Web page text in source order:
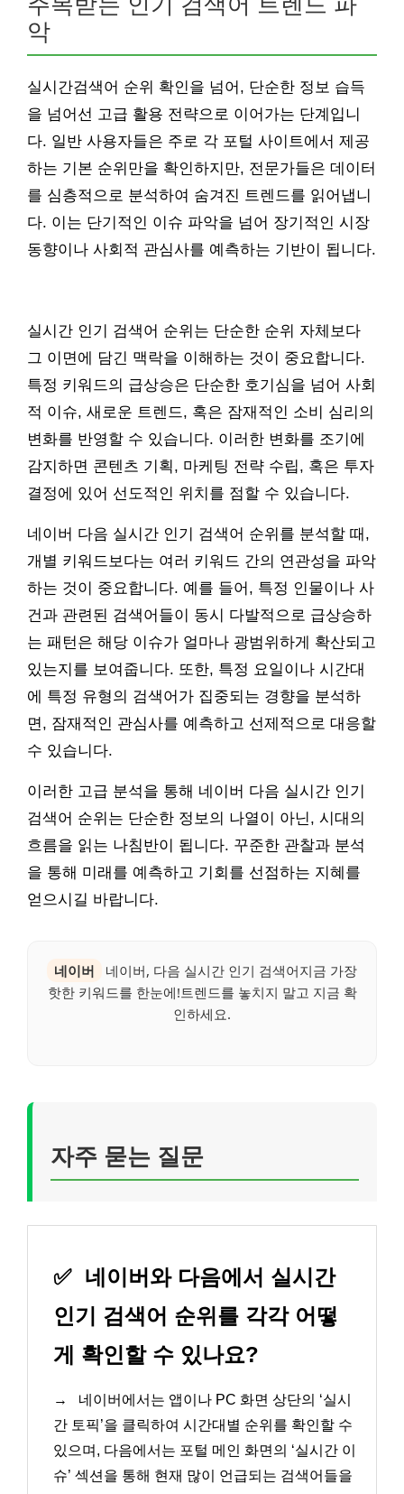
악
실시간검색어 순위 확인을 넘어, 단순한 정보 습득
을 넘어선 고급 활용 전략으로 이어가는 단계입니
다. 일반 사용자들은 주로 각 포털 사이트에서 제공
하는 기본 순위만을 확인하지만, 전문가들은 데이터
를 심층적으로 분석하여 숨겨진 트렌드를 읽어냅니
다. 이는 단기적인 이슈 파악을 넘어 장기적인 시장
동향이나 사회적 관심사를 예측하는 기반이 됩니다.
실시간 인기 검색어 순위는 단순한 순위 자체보다
그 이면에 담긴 맥락을 이해하는 것이 중요합니다.
특정 키워드의 급상승은 단순한 호기심을 넘어 사회
적 이슈, 새로운 트렌드, 혹은 잠재적인 소비 심리의
변화를 반영할 수 있습니다. 이러한 변화를 조기에
감지하면 콘텐츠 기획, 마케팅 전략 수립, 혹은 투자
결정에 있어 선도적인 위치를 점할 수 있습니다.
네이버 다음 실시간 인기 검색어 순위를 분석할 때,
개별 키워드보다는 여러 키워드 간의 연관성을 파악
하는 것이 중요합니다. 예를 들어, 특정 인물이나 사
건과 관련된 검색어들이 동시 다발적으로 급상승하
는 패턴은 해당 이슈가 얼마나 광범위하게 확산되고
있는지를 보여줍니다. 또한, 특정 요일이나 시간대
에 특정 유형의 검색어가 집중되는 경향을 분석하
면, 잠재적인 관심사를 예측하고 선제적으로 대응할
수 있습니다.
이러한 고급 분석을 통해 네이버 다음 실시간 인기
검색어 순위는 단순한 정보의 나열이 아닌, 시대의
흐름을 읽는 나침반이 됩니다. 꾸준한 관찰과 분석
을 통해 미래를 예측하고 기회를 선점하는 지혜를
얻으시길 바랍니다.
네이버
네이버, 다음 실시간 인기 검색어지금 가장
핫한 키워드를 한눈에!트렌드를 놓치지 말고 지금 확
인하세요.
자주 묻는 질문
✅ 네이버와 다음에서 실시간
인기 검색어 순위를 각각 어떻
게 확인할 수 있나요?
→
네이버에서는 앱이나 PC 화면 상단의 ‘실시
간 토픽’을 클릭하여 시간대별 순위를 확인할 수
있으며, 다음에서는 포털 메인 화면의 ‘실시간 이
슈’ 섹션을 통해 현재 많이 언급되는 검색어들을